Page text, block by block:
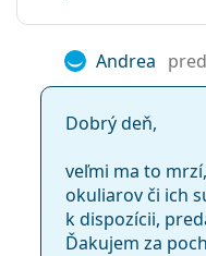
Andrea
Dobrý deň,
veľmi ma to
okuliarov či ich
k dispozícii,
Ďakujem za